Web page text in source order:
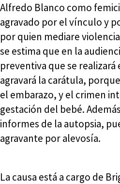
Alfredo Blanco como
agravado por el vínculo y
por quien mediare
se estima que en la
preventiva que se realizará
agravará la carátula,
el embarazo, y el crimen
gestación del bebé.
informes de la autopsia,
agravante por alevosía.
La causa está a cargo de